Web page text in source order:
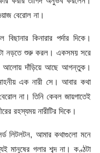
বেরোল না।
কিনারার পর্দার দিকে।
নড়তে শুরু করল। একসময় সরে
আলোয় দাঁড়িয়ে আছে আগন্তুক।
এক নারী সে। আবার কথা
না। তিনি কেবল জায়গাতেই
রহস্যময় নারীটির দিকে।
লিটলটন, আমার কথাগুলো মনে
মানুষের গলার শব্দ না। কণ্ঠটা